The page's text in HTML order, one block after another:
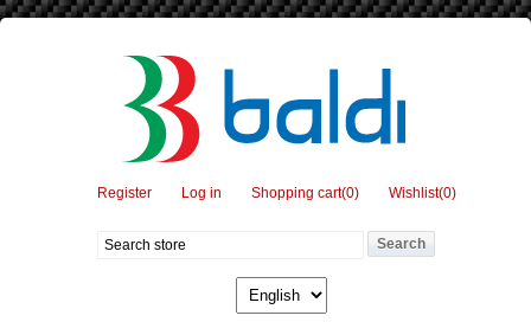
Register Log in Shopping cart(0) Wishlist(0)